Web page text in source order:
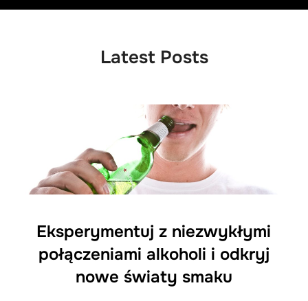
down
Latest Posts
Eksperymentuj z niezwykłymi
połączeniami alkoholi i odkryj
nowe światy smaku